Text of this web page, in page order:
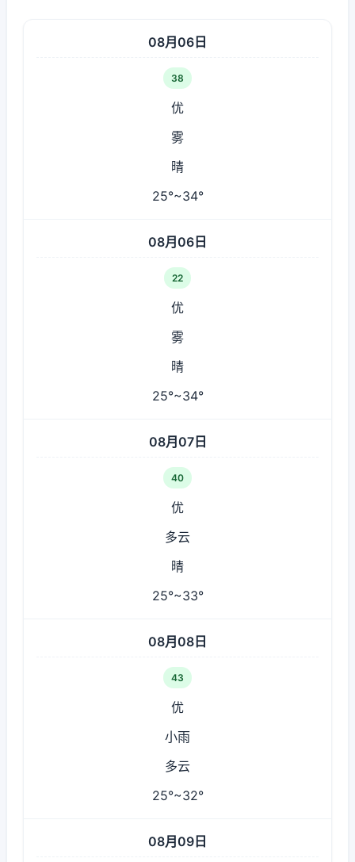
08月06日
38
优
雾
晴
25°~34°
08月06日
22
优
雾
晴
25°~34°
08月07日
40
优
多云
晴
25°~33°
08月08日
43
优
小雨
多云
25°~32°
08月09日